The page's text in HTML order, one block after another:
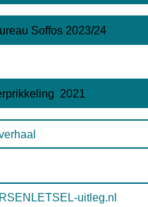
Soffos 2023/24
2021
uitleg.nl